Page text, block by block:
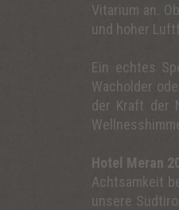
Vitarium an.
und hoher
Ein echtes
Wacholder
der Kraft der
Hotel Meran
Achtsamkeit
unsere